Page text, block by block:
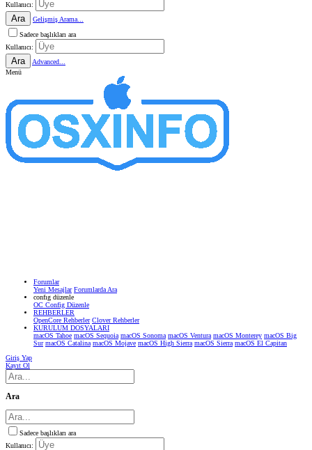
Kullanıcı:
Ara
Gelişmiş Arama...
Sadece başlıkları ara
Kullanıcı:
Ara
Advanced...
Menü
Forumlar
Yeni Mesajlar Forumlarda Ara
confıg düzenle
OC Config Düzenle
REHBERLER
OpenCore Rehberler Clover Rehberler
KURULUM DOSYALARI
macOS Tahoe macOS Sequoia macOS Sonoma macOS Ventura macOS Monterey macOS Big
Sur macOS Catalina macOS Mojave macOS High Sierra macOS Sierra macOS El Capitan
Giriş Yap
Kayıt Ol
Ara
Sadece başlıkları ara
Kullanıcı: